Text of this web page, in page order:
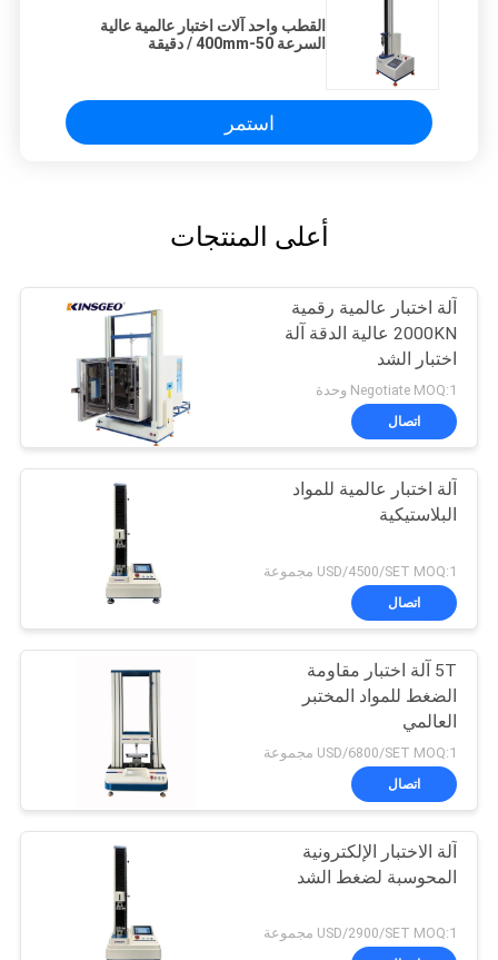
القطب واحد آلات اختبار عالمية عالية
السرعة 50-400mm / دقيقة
استمر
أعلى المنتجات
آلة اختبار عالمية رقمية
2000KN عالية الدقة آلة
اختبار الشد
Negotiate MOQ:1 وحدة
اتصال
آلة اختبار عالمية للمواد
البلاستيكية
USD/4500/SET MOQ:1 مجموعة
اتصال
5T آلة اختبار مقاومة
الضغط للمواد المختبر
العالمي
USD/6800/SET MOQ:1 مجموعة
اتصال
آلة الاختبار الإلكترونية
المحوسبة لضغط الشد
USD/2900/SET MOQ:1 مجموعة